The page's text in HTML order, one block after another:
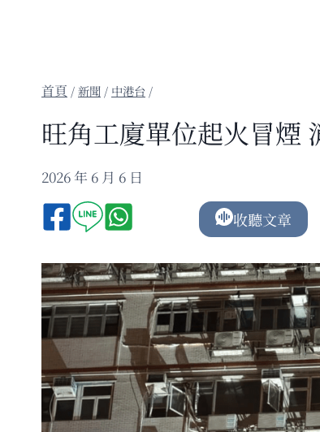
/新聞 / 中港台 /
旺角工廈單位起火冒煙
2026 年 6 月 6 日
收聽文章